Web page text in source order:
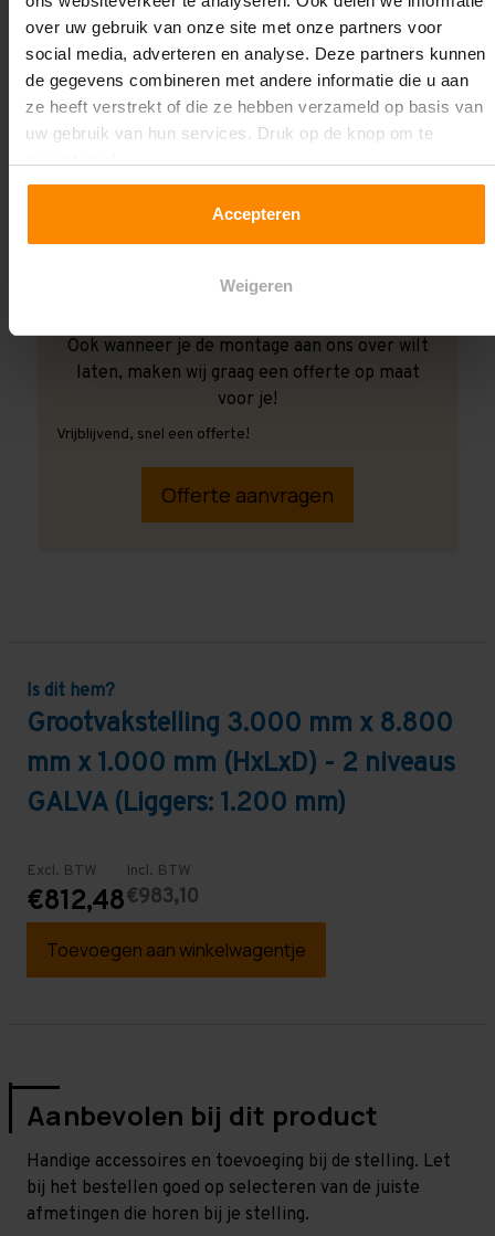
over uw gebruik van onze site met onze partners voor
social media, adverteren en analyse. Deze partners kunnen
de gegevens combineren met andere informatie die u aan
ze heeft verstrekt of die ze hebben verzameld op basis van
uw gebruik van hun services. Druk op de knop om te
Accepteren
Weigeren
Ook wanneer je de montage aan ons over wilt
laten, maken wij graag een offerte op maat
voor je!
Vrijblijvend, snel een offerte!
Offerte aanvragen
Is dit hem?
Grootvakstelling 3.000 mm x 8.800
mm x 1.000 mm (HxLxD) - 2 niveaus
GALVA (Liggers: 1.200 mm)
Excl. BTW
€812,48
Incl. BTW
€983,10
Toevoegen aan winkelwagentje
Aanbevolen bij dit product
Handige accessoires en toevoeging bij de stelling. Let
bij het bestellen goed op selecteren van de juiste
afmetingen die horen bij je stelling.